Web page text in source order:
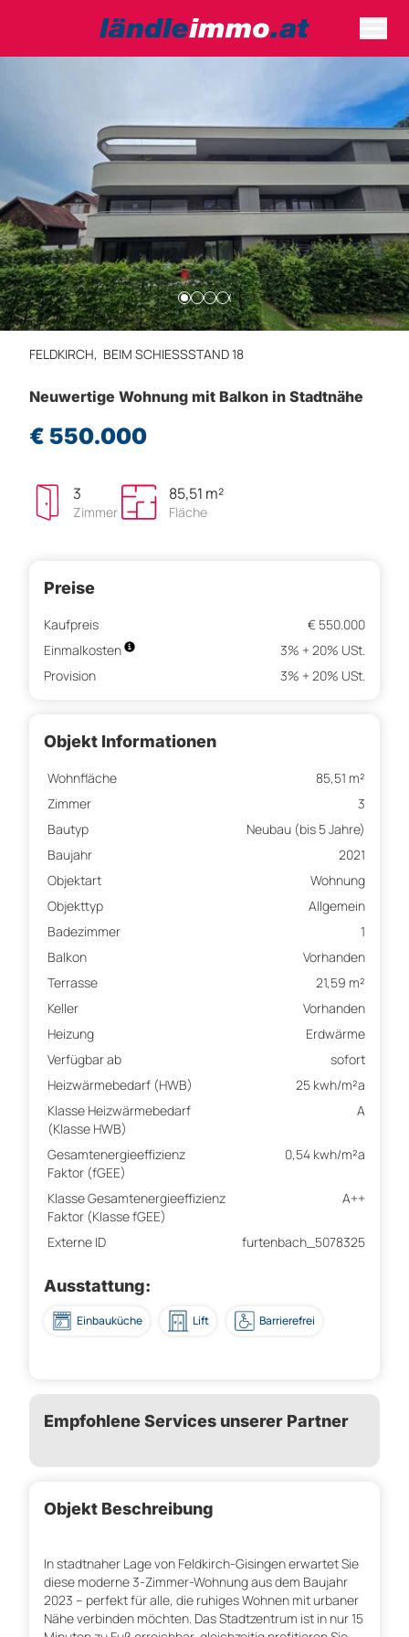
FELDKIRCH, BEIM SCHIESSSTAND 18
Neuwertige Wohnung mit Balkon in Stadtnähe
€ 550.000
3
Zimmer
85,51 m²
Fläche
Preise
Kaufpreis
€ 550.000
Einmalkosten
3% + 20% USt.
Provision
3% + 20% USt.
Objekt Informationen
Wohnfläche
85,51 m²
Zimmer
3
Bautyp
Neubau (bis 5 Jahre)
Baujahr
2021
Objektart
Wohnung
Objekttyp
Allgemein
Badezimmer
1
Balkon
Vorhanden
Terrasse
21,59 m²
Keller
Vorhanden
Heizung
Erdwärme
Verfügbar ab
sofort
Heizwärmebedarf (HWB)
25 kwh/m²a
Klasse Heizwärmebedarf
(Klasse HWB)
A
Gesamtenergieeffizienz
Faktor (fGEE)
0,54 kwh/m²a
Klasse Gesamtenergieeffizienz
Faktor (Klasse fGEE)
A++
Externe ID furtenbach_5078325
Ausstattung:
Einbauküche Lift Barrierefrei
Empfohlene Services unserer Partner
Objekt Beschreibung
In stadtnaher Lage von Feldkirch-Gisingen erwartet Sie
diese moderne 3-Zimmer-Wohnung aus dem Baujahr
2023 – perfekt für alle, die ruhiges Wohnen mit urbaner
Nähe verbinden möchten. Das Stadtzentrum ist in nur 15